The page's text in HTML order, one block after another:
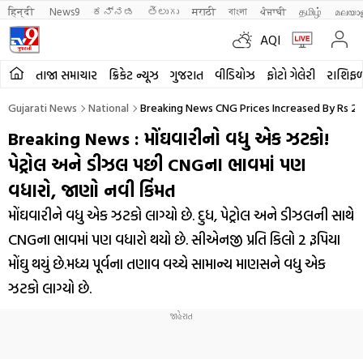
हिन्दी News9 ಕನ್ನಡ తెలుగు मराठी বাংলা ਪੰਜਾਬੀ தமிழ்
AQI
તાજા સમાચાર ક્રિકેટ ન્યૂઝ ગુજરાત વીડિયોઝ ફોટો ગેલેરી
Gujarati News National Breaking News CNG Prices Increased By Rs 2
Breaking News : મોંઘવારીનો વધુ એક ઝટકો!
પેટ્રોલ અને ડીઝલ પછી CNGના ભાવમાં પણ
વધારો, જાણો નવી કિંમત
મોંઘવારીને વધુ એક ઝટકો લાગ્યો છે. દુધ, પેટ્રોલ અને ડીઝલની સાથે
CNGના ભાવમાં પણ વધારો થયો છે. સીએનજી પ્રતિ કિલો 2 રૂપિયા
મોંઘુ થયું છે.મધ્ય પૂર્વના તણાવ વચ્ચે સામાન્ય માણસને વધુ એક
ઝટકો લાગ્યો છે.